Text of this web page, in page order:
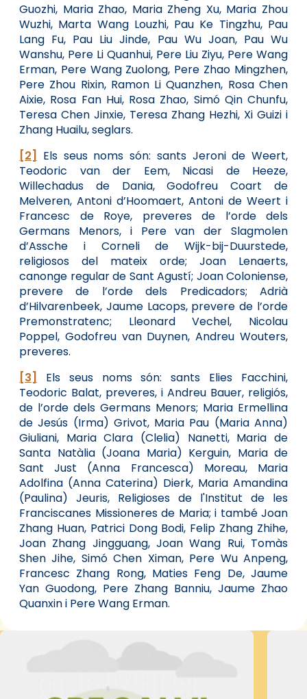
Guozhi, Maria Zhao, Maria Zheng Xu, Maria Zhou
Wuzhi, Marta Wang Louzhi, Pau Ke Tingzhu, Pau
Lang Fu, Pau Liu Jinde, Pau Wu Joan, Pau Wu
Wanshu, Pere Li Quanhui, Pere Liu Ziyu, Pere Wang
Erman, Pere Wang Zuolong, Pere Zhao Mingzhen,
Pere Zhou Rixin, Ramon Li Quanzhen, Rosa Chen
Aixie, Rosa Fan Hui, Rosa Zhao, Simó Qin Chunfu,
Teresa Chen Jinxie, Teresa Zhang Hezhi, Xi Guizi i
Zhang Huailu, seglars.
[2]
Els seus noms són: sants Jeroni de Weert,
Teodoric van der Eem, Nicasi de Heeze,
Willechadus de Dania, Godofreu Coart de
Melveren, Antoni d’Hoomaert, Antoni de Weert i
Francesc de Roye, preveres de l’orde dels
Germans Menors, i Pere van der Slagmolen
d’Assche i Corneli de Wijk-bij-Duurstede,
religiosos del mateix orde; Joan Lenaerts,
canonge regular de Sant Agustí; Joan Coloniense,
prevere de l’orde dels Predicadors; Adrià
d’Hilvarenbeek, Jaume Lacops, prevere de l’orde
Premonstratenc; Lleonard Vechel, Nicolau
Poppel, Godofreu van Duynen, Andreu Wouters,
preveres.
[3]
Els seus noms són: sants Elies Facchini,
Teodoric Balat, preveres, i Andreu Bauer, religiós,
de l’orde dels Germans Menors; Maria Ermellina
de Jesús (Irma) Grivot, Maria Pau (Maria Anna)
Giuliani, Maria Clara (Clelia) Nanetti, Maria de
Santa Natàlia (Joana Maria) Kerguin, Maria de
Sant Just (Anna Francesca) Moreau, Maria
Adolfina (Anna Caterina) Dierk, Maria Amandina
(Paulina) Jeuris, Religioses de l'Institut de les
Franciscanes Missioneres de Maria; i també Joan
Zhang Huan, Patrici Dong Bodi, Felip Zhang Zhihe,
Joan Zhang Jingguang, Joan Wang Rui, Tomàs
Shen Jihe, Simó Chen Ximan, Pere Wu Anpeng,
Francesc Zhang Rong, Maties Feng De, Jaume
Yan Guodong, Pere Zhang Banniu, Jaume Zhao
Quanxin i Pere Wang Erman.